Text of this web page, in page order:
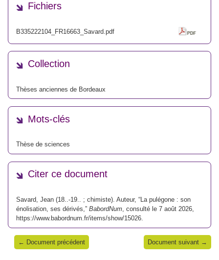
Fichiers
B335222104_FR16663_Savard.pdf
Collection
Thèses anciennes de Bordeaux
Mots-clés
Thèse de sciences
Citer ce document
Savard, Jean (18..-19.. ; chimiste). Auteur, “La pulégone : son
énolisation, ses dérivés,” BabordNum , consulté le 7 août 2026,
https://www.babordnum.fr/items/show/15026
← Document précédent Document suivant →